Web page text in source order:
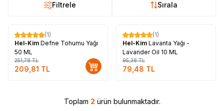
Filtrele Sırala
%17
(1)
Hel-Kim Defne Tohumu Yağı
50 ML
251,78TL
209,81 TL
%17
(1)
Hel-Kim Lavanta Yağı -
Lavander Oil 10 ML
95,38TL
79,48 TL
Toplam 2 ürün bulunmaktadır.